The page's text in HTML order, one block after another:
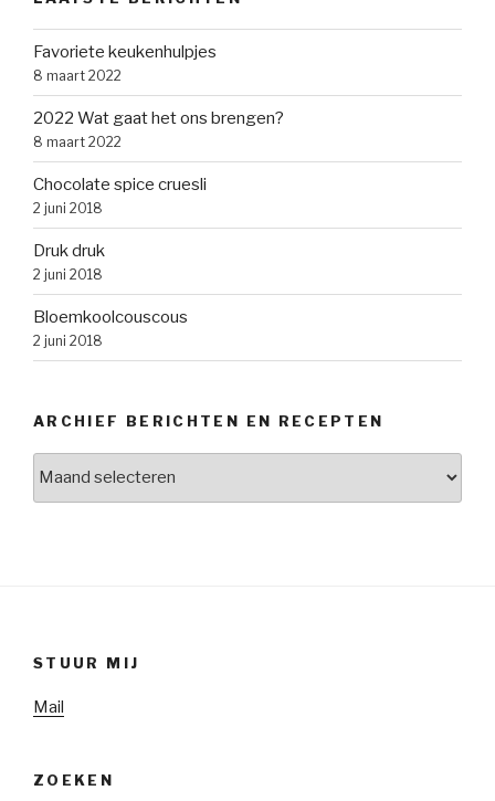
Favoriete keukenhulpjes
8 maart 2022
2022 Wat gaat het ons brengen?
8 maart 2022
Chocolate spice cruesli
2 juni 2018
Druk druk
2 juni 2018
Bloemkoolcouscous
2 juni 2018
ARCHIEF BERICHTEN EN RECEPTEN
STUUR MIJ
Mail
ZOEKEN